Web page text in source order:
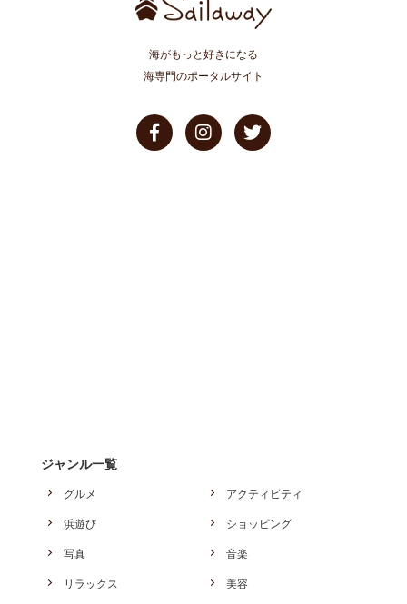
海がもっと好きになる
海専門のポータルサイト
ジャンル一覧
グルメ アクティビティ
浜遊び ショッピング
写真 音楽
リラックス 美容